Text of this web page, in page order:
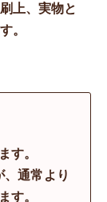
上、実物と
。
す。
、通常より
す。